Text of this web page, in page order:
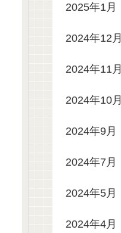
2025年1月
2024年12月
2024年11月
2024年10月
2024年9月
2024年7月
2024年5月
2024年4月